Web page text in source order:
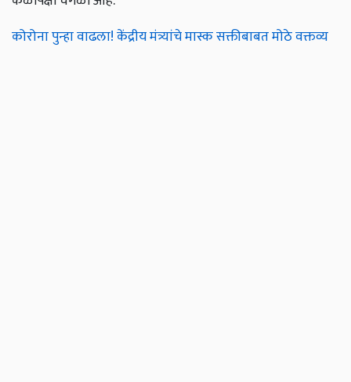
कोरोना पुन्हा वाढला! केंद्रीय मंत्र्यांचे मास्क सक्तीबाबत मोठे वक्तव्य